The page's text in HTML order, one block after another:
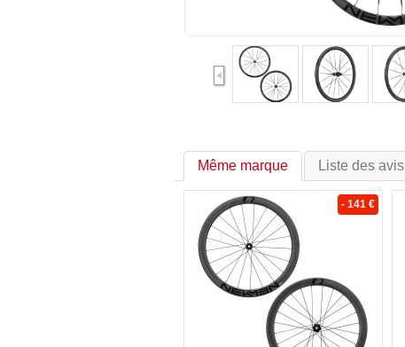
Même marque Liste des avis
- 141 €